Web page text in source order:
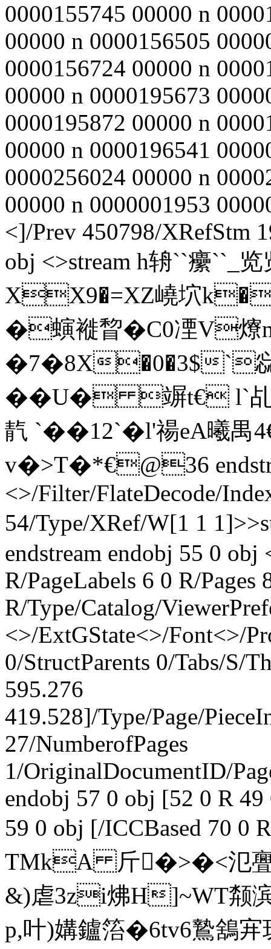
0000155745 00000 n
00000 n 0000156505
0000156724 00000 n
00000 n 0000195673
0000195872 00000 n
00000 n 0000196541
0000256024 00000 n
00000 n 0000001953
<]/Prev 450798/XRefStm
obj <>stream h辀``癳``_
XX9�=XZ嶢坹
�螾褷睝�C0凐V爎
�7�8X�0�3$`
��U� 竮t€ l`
靔 `��12`� l'禓eA曦禺
v�>T�*€@36
<>/Filter/FlateDecode/
54/Type/XRef/W[1 1
endstream endobj 55 0
R/PageLabels 6 0 R/
R/Type/Catalog/
<>/ExtGState<>/Font<>/
0/StructParents 0/Tabs/S/
595.276
419.528]/Type/Page/
27/NumberofPages
1/OriginalDocumentID/
endobj 57 0 obj [52 0 R
59 0 obj [/ICCBased 70 0
TMkA 斤�>�<氾亹
&)虐3zi炥H]~WT颒
p,叶)媾鑪箈�6tv6鷙鵨宑